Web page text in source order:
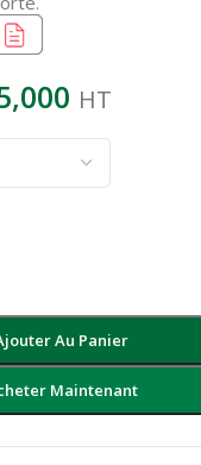
HT
Au Panier
Maintenant